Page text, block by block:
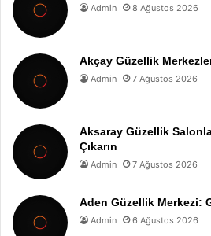
Admin 8 Ağustos 2026
Akçay Güzellik
Admin 7 Ağustos 2026
Aksaray Güzellik
Çıkarın
Admin 7 Ağustos 2026
Aden Güzellik Merkezi:
Admin 6 Ağustos 2026